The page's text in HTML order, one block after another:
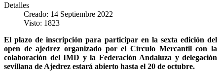
Detalles
Creado: 14 Septiembre 2022
Visto: 1823
El plazo de inscripción para participar en la sexta edición del
open de ajedrez organizado por el Círculo Mercantil con la
colaboración del IMD y la Federación Andaluza y delegación
sevillana de Ajedrez estará abierto hasta el 20 de octubre.